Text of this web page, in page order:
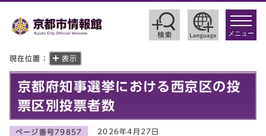
toggle
メニュー
現在位置： 表示
京都府知事選挙における西京区の投
票区別投票者数
ページ番号79857 2026年4月27日